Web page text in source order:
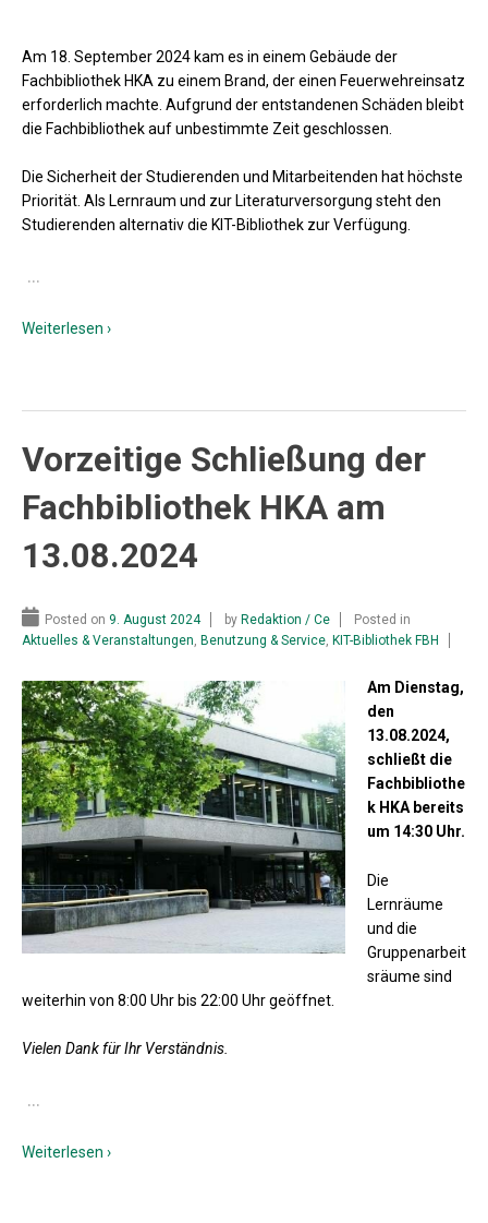
Am 18. September 2024 kam es in einem Gebäude der
Fachbibliothek HKA zu einem Brand, der einen Feuerwehreinsatz
erforderlich machte. Aufgrund der entstandenen Schäden bleibt
die Fachbibliothek auf unbestimmte Zeit geschlossen.
Die Sicherheit der Studierenden und Mitarbeitenden hat höchste
Priorität. Als Lernraum und zur Literaturversorgung steht den
Studierenden alternativ die KIT-Bibliothek zur Verfügung.
…
Weiterlesen ›
Vorzeitige Schließung der
Fachbibliothek HKA am
13.08.2024
Posted on 9. August 2024 by Redaktion / Ce
Posted in
Aktuelles & Veranstaltungen Benutzung & Service KIT-Bibliothek FBH
Am Dienstag,
den
13.08.2024,
schließt die
Fachbibliothe
k HKA bereits
um 14:30 Uhr.
Die
Lernräume
und die
Gruppenarbeit
sräume sind
weiterhin von 8:00 Uhr bis 22:00 Uhr geöffnet.
Vielen Dank für Ihr Verständnis.
…
Weiterlesen ›